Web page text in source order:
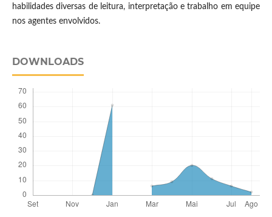
habilidades diversas de leitura, interpretação e trabalho em equipe
nos agentes envolvidos.
DOWNLOADS